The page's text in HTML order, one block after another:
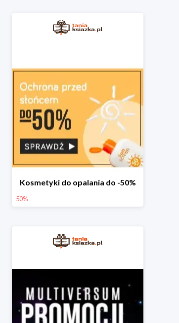
Kosmetyki do opalania do -50%
50%